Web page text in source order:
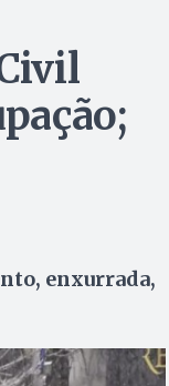
enxurrada,